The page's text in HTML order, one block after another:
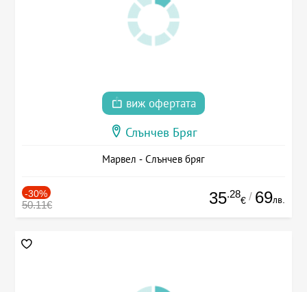
виж офертата
Слънчев Бряг
Марвел - Слънчев бряг
-30%
50.11€ 35.28
€ / 69лв.